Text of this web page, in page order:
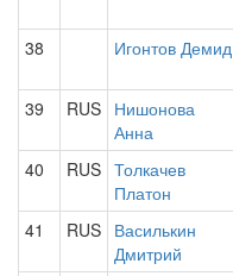
38 Игонтов Демид
39 RUS Нишонова
Анна
40 RUS Толкачев
Платон
41 RUS Василькин
Дмитрий